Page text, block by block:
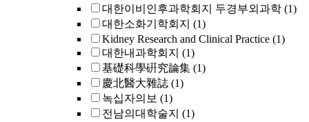
대한이비인후과학회지 두경부외과학 (1)
대한소화기학회지 (1)
Kidney Research and Clinical Practice (1)
대한내과학회지 (1)
基礎科學硏究論集 (1)
慶北醫大雜誌 (1)
녹십자의보 (1)
전남의대학술지 (1)